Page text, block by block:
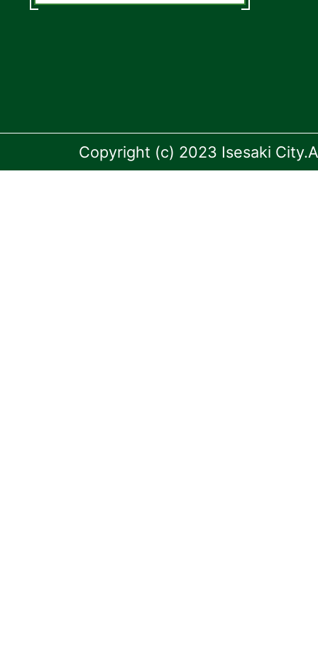
Copyright (c) 2023 Isesaki